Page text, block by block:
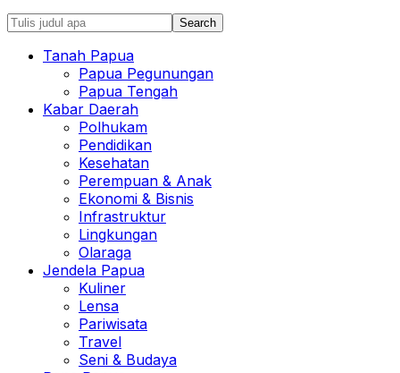
Tanah Papua
Papua Pegunungan
Papua Tengah
Kabar Daerah
Polhukam
Pendidikan
Kesehatan
Perempuan & Anak
Ekonomi & Bisnis
Infrastruktur
Lingkungan
Olaraga
Jendela Papua
Kuliner
Lensa
Pariwisata
Travel
Seni & Budaya